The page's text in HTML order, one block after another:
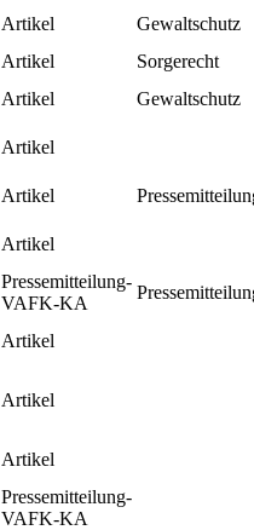
Artikel
Gewaltschutz
Artikel
Sorgerecht
Artikel
Gewaltschutz
Artikel
Artikel
Artikel
Pressemitteilung-
VAFK-KA
Artikel
Artikel
Artikel
Pressemitteilung-
VAFK-KA